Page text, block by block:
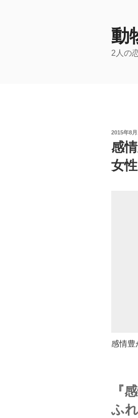
動
2人の
投
日:
2015年8月
感
女
感情豊
『
ふ